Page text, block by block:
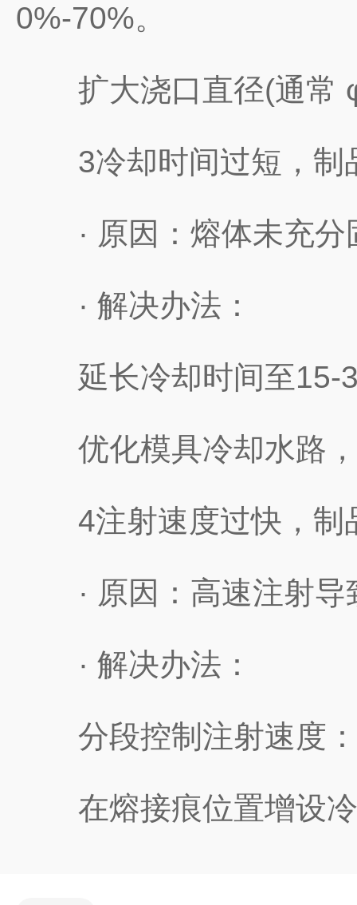
0%-70%。
扩大浇口直径(通常
3冷却时间过短，制
· 原因：熔体未充分
· 解决办法：
延长冷却时间至15-
优化模具冷却水路，
4注射速度过快，制
· 原因：高速注射导
· 解决办法：
分段控制注射速度：
在熔接痕位置增设冷